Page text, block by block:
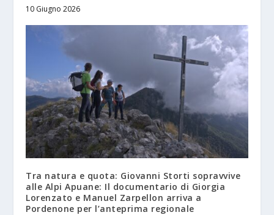
10 Giugno 2026
Tra natura e quota: Giovanni Storti sopravvive
alle Alpi Apuane: Il documentario di Giorgia
Lorenzato e Manuel Zarpellon arriva a
Pordenone per l’anteprima regionale